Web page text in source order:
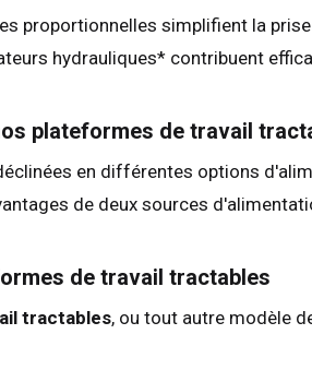
proportionnelles simplifient la
hydrauliques* contribuent
plateformes de travail
en différentes options
de deux sources
de travail tractables
tractables, ou tout autre modèle